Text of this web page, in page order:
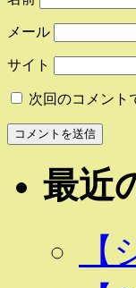
メール
サイト
次回のコメント
最近